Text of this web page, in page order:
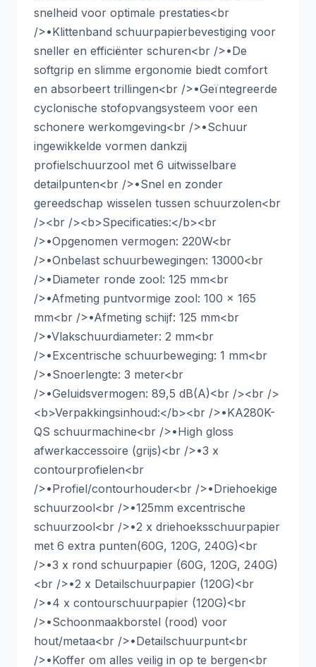
snelheid voor optimale prestaties<br
/>•Klittenband schuurpapierbevestiging voor
sneller en efficiënter schuren<br />•De
softgrip en slimme ergonomie biedt comfort
en absorbeert trillingen<br />•Geïntegreerde
cyclonische stofopvangsysteem voor een
schonere werkomgeving<br />•Schuur
ingewikkelde vormen dankzij
profielschuurzool met 6 uitwisselbare
detailpunten<br />•Snel en zonder
gereedschap wisselen tussen schuurzolen<br
/><br /><b>Specificaties:</b><br
/>•Opgenomen vermogen: 220W<br
/>•Onbelast schuurbewegingen: 13000<br
/>•Diameter ronde zool: 125 mm<br
/>•Afmeting puntvormige zool: 100 x 165
mm<br />•Afmeting schijf: 125 mm<br
/>•Vlakschuurdiameter: 2 mm<br
/>•Excentrische schuurbeweging: 1 mm<br
/>•Snoerlengte: 3 meter<br
/>•Geluidsvermogen: 89,5 dB(A)<br /><br />
<b>Verpakkingsinhoud:</b><br />•KA280K-
QS schuurmachine<br />•High gloss
afwerkaccessoire (grijs)<br />•3 x
contourprofielen<br
/>•Profiel/contourhouder<br />•Driehoekige
schuurzool<br />•125mm excentrische
schuurzool<br />•2 x driehoeksschuurpapier
met 6 extra punten(60G, 120G, 240G)<br
/>•3 x rond schuurpapier (60G, 120G, 240G)
<br />•2 x Detailschuurpapier (120G)<br
/>•4 x contourschuurpapier (120G)<br
/>•Schoonmaakborstel (rood) voor
hout/metaa<br />•Detailschuurpunt<br
/>•Koffer om alles veilig in op te bergen<br